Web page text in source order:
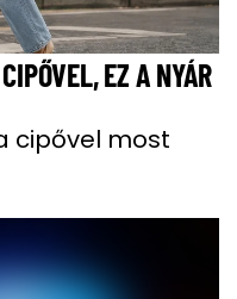
EZ A NYÁR
cipővel most